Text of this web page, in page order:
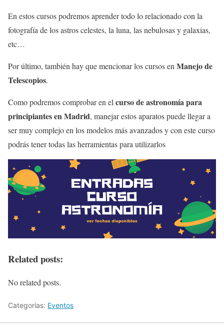
En estos cursos podremos aprender todo lo relacionado con la
fotografía de los astros celestes, la luna, las nebulosas y galaxias,
etc…
Por último, también hay que mencionar los cursos en Manejo de
Telescopios.
Como podremos comprobar en el curso de astronomía para
principiantes en Madrid, manejar estos aparatos puede llegar a
ser muy complejo en los modelos más avanzados y con este curso
podrás tener todas las herramientas para utilizarlos
Related posts:
No related posts.
Categorías: Eventos